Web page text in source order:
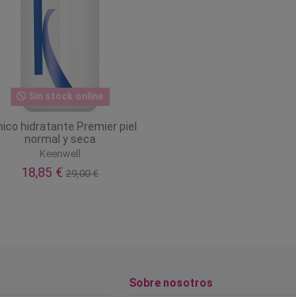
Sin stock online
hidratante Premier piel
normal y seca
Keenwell
18,85 €29,00 €
Sobre nosotros